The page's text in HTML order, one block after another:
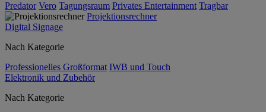
Predator Vero Tagungsraum Privates Entertainment Tragbar
Projektionsrechner
Digital Signage
Nach Kategorie
Professionelles Großformat IWB und Touch
Elektronik und Zubehör
Nach Kategorie